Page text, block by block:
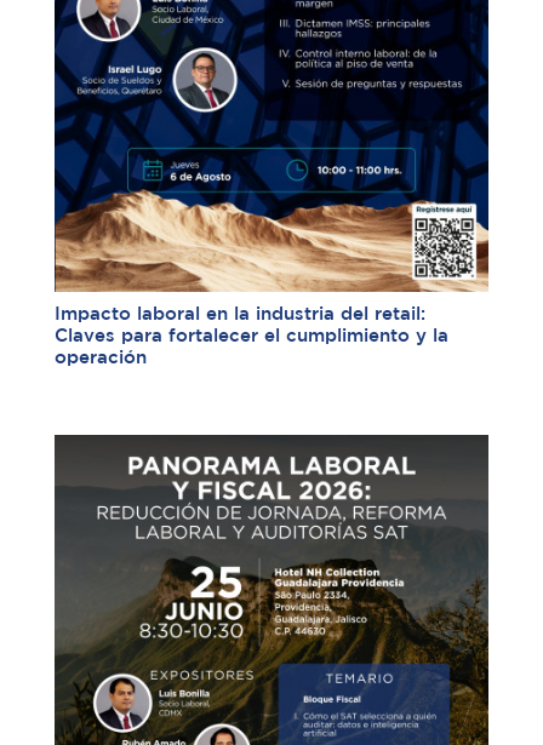
Impacto laboral en la industria del retail:
Claves para fortalecer el cumplimiento y la
operación